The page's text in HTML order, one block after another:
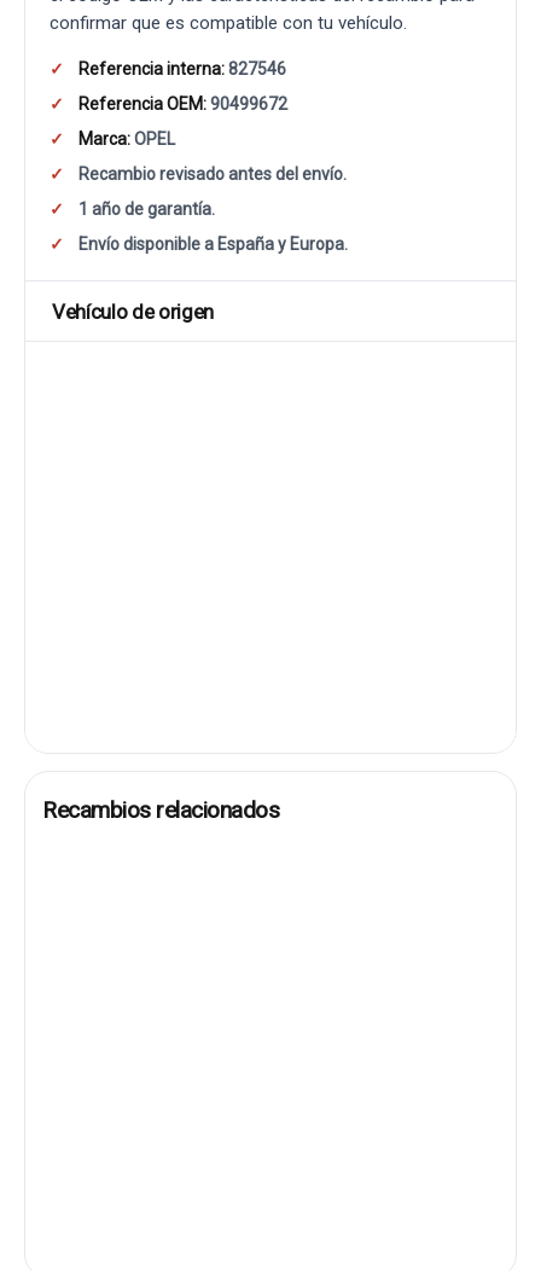
confirmar que es compatible con tu vehículo.
Referencia interna:827546
Referencia OEM:90499672
Marca:OPEL
Recambio revisado antes del envío.
1 año de garantía.
Envío disponible a España y Europa.
Vehículo de origen
Recambios relacionados